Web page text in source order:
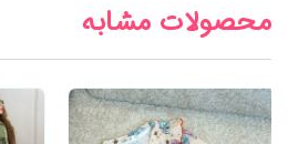
محصولات مشابه